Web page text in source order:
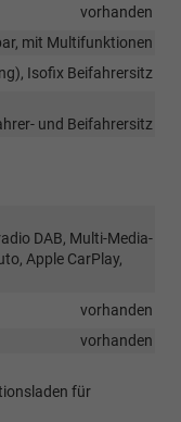
vorhanden
mit Multifunktionen
Isofix Beifahrersitz
und Beifahrersitz
DAB, Multi-Media-
Apple CarPlay,
vorhanden
vorhanden
für